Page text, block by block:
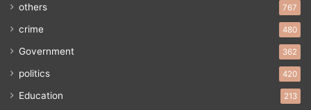
others 767
crime 480
Government 362
politics 420
Education 213